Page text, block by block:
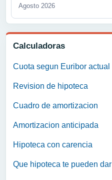
Agosto 2026
Calculadoras
Cuota segun Euribor actual
Revision de hipoteca
Cuadro de amortizacion
Amortizacion anticipada
Hipoteca con carencia
Que hipoteca te pueden dar